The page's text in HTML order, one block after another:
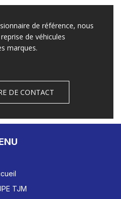
de référence, nous
de véhicules
marques.
DE CONTACT
TJM